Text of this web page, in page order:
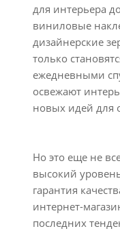
для интерьера
виниловые
дизайнерские
только
ежедневными
освежают
новых идей для
Но это еще не
высокий
гарантия
интернет-
последних